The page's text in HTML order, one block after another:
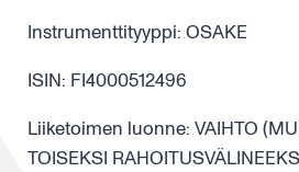
Instrumenttityyppi: OSAKE
ISIN: FI4000512496
Liiketoimen luonne: VAIHTO
TOISEKSI